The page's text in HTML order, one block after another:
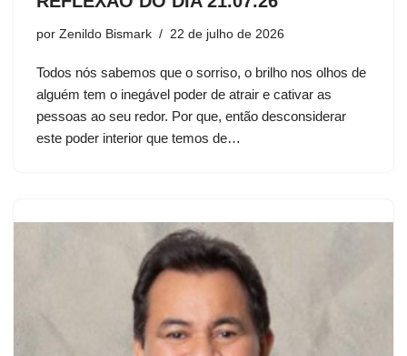
por Zenildo Bismark 22 de julho de 2026
Todos nós sabemos que o sorriso, o brilho nos olhos de
alguém tem o inegável poder de atrair e cativar as
pessoas ao seu redor. Por que, então desconsiderar
este poder interior que temos de…